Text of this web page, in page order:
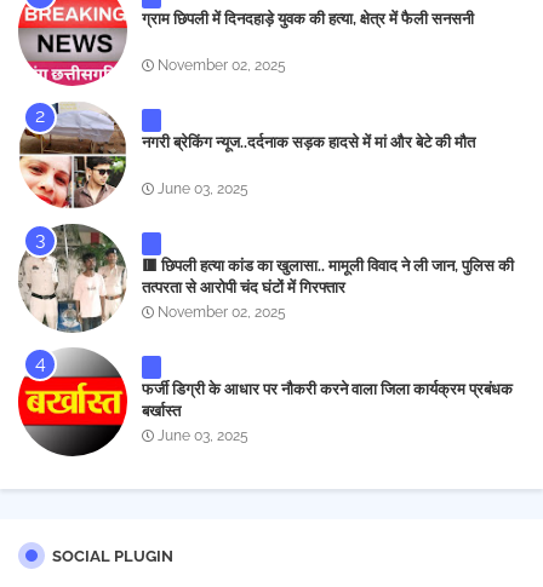
ग्राम छिपली में दिनदहाड़े युवक की हत्या, क्षेत्र में फैली सनसनी
November 02, 2025
नगरी ब्रेकिंग न्यूज..दर्दनाक सड़क हादसे में मां और बेटे की मौत
June 03, 2025
🟥 छिपली हत्या कांड का खुलासा.. मामूली विवाद ने ली जान, पुलिस की
तत्परता से आरोपी चंद घंटों में गिरफ्तार
November 02, 2025
फर्जी डिग्री के आधार पर नौकरी करने वाला जिला कार्यक्रम प्रबंधक
बर्खास्त
June 03, 2025
SOCIAL PLUGIN